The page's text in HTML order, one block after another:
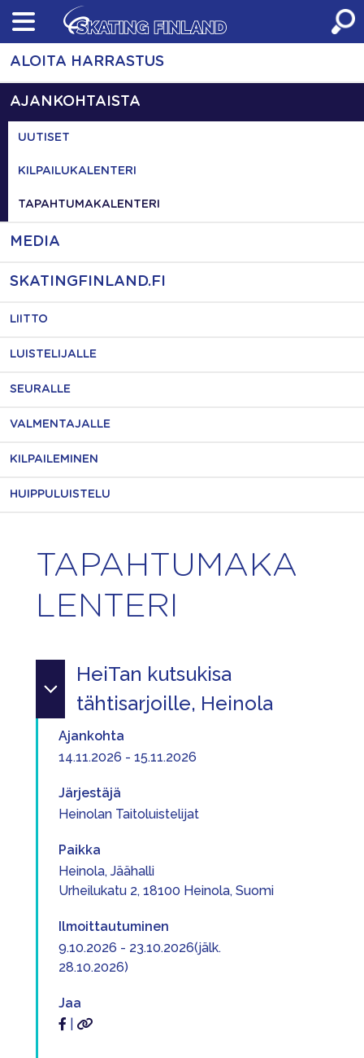
Skip
content
ALOITA HARRASTUS
AJANKOHTAISTA
UUTISET
KILPAILUKALENTERI
TAPAHTUMAKALENTERI
MEDIA
SKATINGFINLAND.FI
LIITTO
LUISTELIJALLE
SEURALLE
VALMENTAJALLE
KILPAILEMINEN
HUIPPULUISTELU
TAPAHTUMAKA
LENTERI
HeiTan kutsukisa
tähtisarjoille, Heinola
Ajankohta
14.11.2026 - 15.11.2026
Järjestäjä
Heinolan Taitoluistelijat
Paikka
Heinola, Jäähalli
Urheilukatu 2, 18100 Heinola, Suomi
Ilmoittautuminen
9.10.2026 - 23.10.2026(jälk.
28.10.2026)
Jaa